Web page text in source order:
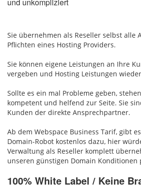
und unkompliziert
Sie übernehmen als Reseller selbst alle
Pflichten eines Hosting Providers.
Sie können eigene Leistungen an Ihre
vergeben und Hosting Leistungen
Sollte es ein mal Probleme geben,
kompetent und helfend zur Seite. Sie
Kunden der direkte Ansprechpartner.
Ab dem Webspace Business Tarif, gibt
Domain-Robot kostenlos dazu, hier
Verwaltung als Reseller komplett
unseren günstigen Domain Konditionen
100% White Label / Keine